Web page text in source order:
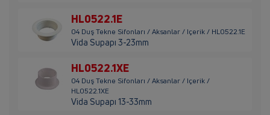
HL0522.1E
04 Duş Tekne Sifonları / Aksanlar / Içerik / HL0522.1E
Vida Supapı 3-23mm
HL0522.1XE
04 Duş Tekne Sifonları / Aksanlar / Içerik /
HL0522.1XE
Vida Supapı 13-33mm